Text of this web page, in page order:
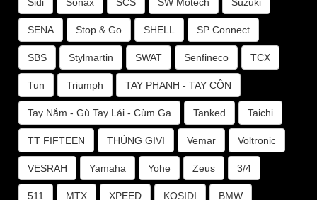
SENA Stop & Go SHELL SP Connect
SBS Stylmartin SWAT Senfineco TCX
Tun Triumph TAY PHANH - TAY CÔN
Tay Nắm - Gù Tay Lái - Cùm Ga Tanked Taichi
TT FIFTEEN THÙNG GIVI Vemar Voltronic
VESRAH Yamaha Yohe Zeus 3/4
511 MTX XPEED KOSIDI BMW